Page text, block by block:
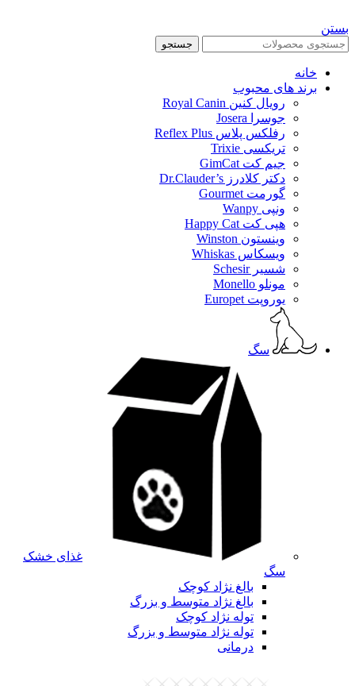
بستن
جستجو
خانه
برند های محبوب
رویال کنین Royal Canin
جوسرا Josera
رفلکس پلاس Reflex Plus
تریکسی Trixie
جیم کت GimCat
دکتر کلادرز Dr.Clauder’s
گورمت Gourmet
ونپی Wanpy
هپی کت Happy Cat
وینستون Winston
ویسکاس Whiskas
شسیر Schesir
مونلو Monello
یوروپت Europet
سگ
غذای خشک
سگ
بالغ نژاد کوچک
بالغ نژاد متوسط و بزرگ
توله نژاد کوچک
توله نژاد متوسط و بزرگ
درمانی